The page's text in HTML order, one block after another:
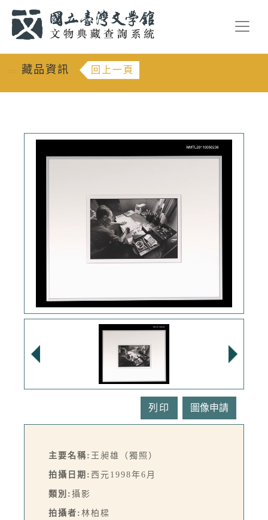
::: 藏品資訊 回上一頁
列印
主要名稱: 王昶雄（獨照）
拍攝日期: 西元1998年6月
類別: 攝影
拍攝者: 林柏樑